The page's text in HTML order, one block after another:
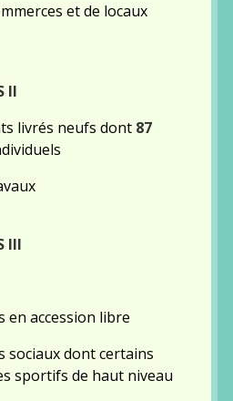
et de locaux
II
livrés neufs dont 87
III
en accession libre
sociaux dont certains
sportifs de haut niveau